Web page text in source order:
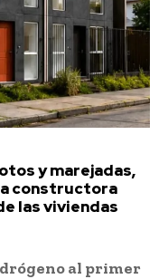
y marejadas,
constructora
las viviendas
al primer